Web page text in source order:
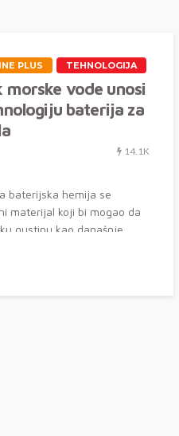
PLUS TEHNOLOGIJA
morske vode unosi
baterija za
14.1K
baterijska hemija se
materijal koji bi mogao da
gustinu kao današnje